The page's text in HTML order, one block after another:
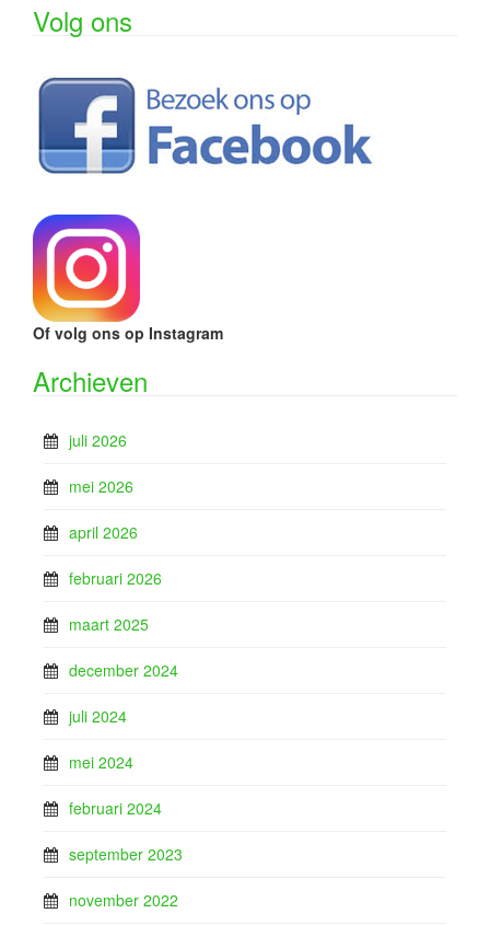
Volg ons
Of volg ons op Instagram
Archieven
juli 2026
mei 2026
april 2026
februari 2026
maart 2025
december 2024
juli 2024
mei 2024
februari 2024
september 2023
november 2022